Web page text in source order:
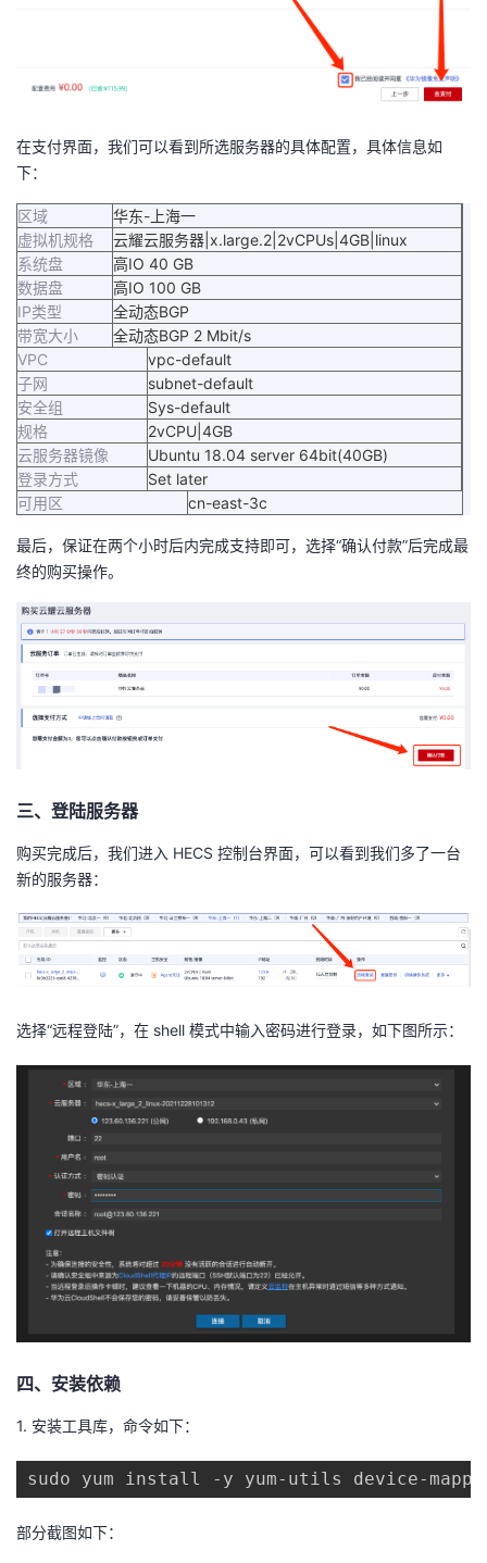
在支付界面，我们可以看到所选服务器的具体配置，具体信息如
下：
区域
华东-上海一
虚拟机规格
云耀云服务器|x.large.2|2vCPUs|4GB|linux
系统盘
高IO 40 GB
数据盘
高IO 100 GB
IP类型
全动态BGP
带宽大小
全动态BGP 2 Mbit/s
VPC
vpc-default
子网
subnet-default
安全组
Sys-default
规格
2vCPU|4GB
云服务器镜像
Ubuntu 18.04 server 64bit(40GB)
登录方式
Set later
可用区
cn-east-3c
最后，保证在两个小时后内完成支持即可，选择“确认付款”后完成最
终的购买操作。
三、登陆服务器
购买完成后，我们进入 HECS 控制台界面，可以看到我们多了一台
新的服务器：
选择“远程登陆”，在 shell 模式中输入密码进行登录，如下图所示：
四、安装依赖
1. 安装工具库，命令如下：
sudo yum install -y yum-utils device-
部分截图如下：